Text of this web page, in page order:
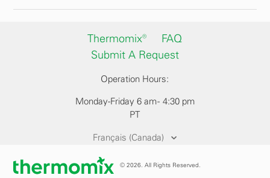
Thermomix®
FAQ
Submit A Request
Operation Hours:
Monday-Friday 6 am - 4:30 pm
PT
Français (Canada)
© 2026. All Rights Reserved.